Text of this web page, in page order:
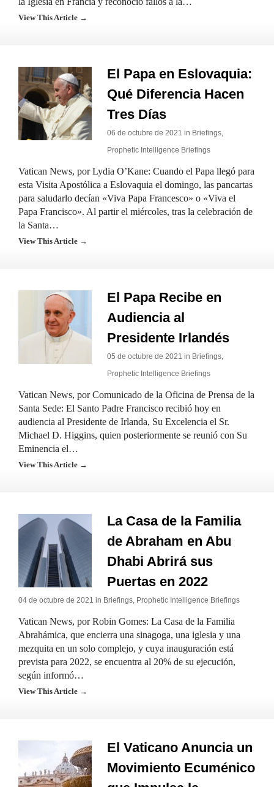
View This Article →
El Papa en Eslovaquia:
Qué Diferencia Hacen
Tres Días
06 de octubre de 2021 in Briefings,
Prophetic Intelligence Briefings
Vatican News, por Lydia O’Kane: Cuando el Papa llegó para
esta Visita Apostólica a Eslovaquia el domingo, las pancartas
para saludarlo decían «Viva Papa Francesco» o «Viva el
Papa Francisco». Al partir el miércoles, tras la celebración de
la Santa…
View This Article →
El Papa Recibe en
Audiencia al
Presidente Irlandés
05 de octubre de 2021 in Briefings,
Prophetic Intelligence Briefings
Vatican News, por Comunicado de la Oficina de Prensa de la
Santa Sede: El Santo Padre Francisco recibió hoy en
audiencia al Presidente de Irlanda, Su Excelencia el Sr.
Michael D. Higgins, quien posteriormente se reunió con Su
Eminencia el…
View This Article →
La Casa de la Familia
de Abraham en Abu
Dhabi Abrirá sus
Puertas en 2022
04 de octubre de 2021 in Briefings, Prophetic Intelligence Briefings
Vatican News, por Robin Gomes: La Casa de la Familia
Abrahámica, que encierra una sinagoga, una iglesia y una
mezquita en un solo complejo, y cuya inauguración está
prevista para 2022, se encuentra al 20% de su ejecución,
según informó…
View This Article →
El Vaticano Anuncia un
Movimiento Ecuménico